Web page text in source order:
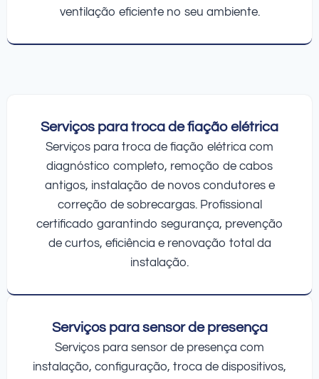
ventilação eficiente no seu ambiente.
Serviços para troca de fiação elétrica
Serviços para troca de fiação elétrica com
diagnóstico completo, remoção de cabos
antigos, instalação de novos condutores e
correção de sobrecargas. Profissional
certificado garantindo segurança, prevenção
de curtos, eficiência e renovação total da
instalação.
Serviços para sensor de presença
Serviços para sensor de presença com
instalação, configuração, troca de dispositivos,